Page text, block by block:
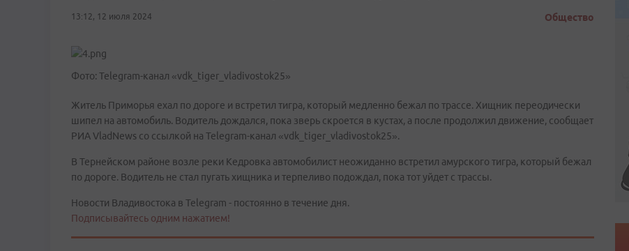
13:12, 12 июля 2024 Общество
Фото: Telegram-канал «vdk_tiger_vladivostok25»
Житель Приморья ехал по дороге и встретил тигра, который медленно бежал по трассе. Хищник переодически
шипел на автомобиль. Водитель дождался, пока зверь скроется в кустах, а после продолжил движение, сообщает
РИА VladNews со ссылкой на Telegram-канал «vdk_tiger_vladivostok25».
В Тернейском районе возле реки Кедровка автомобилист неожиданно встретил амурского тигра, который бежал
по дороге. Водитель не стал пугать хищника и терпеливо подождал, пока тот уйдет с трассы.
Новости Владивостока в Telegram - постоянно в течение дня.
Подписывайтесь одним нажатием!